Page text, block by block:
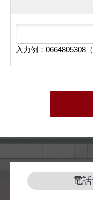
入力例：0664805308
電話